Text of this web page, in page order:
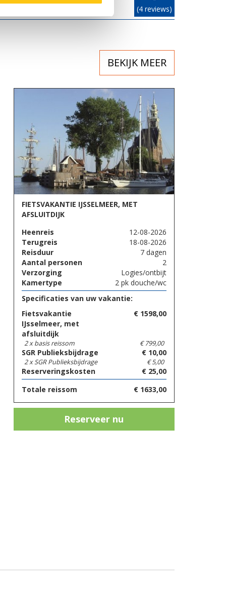
(4 reviews)
BEKIJK MEER
FIETSVAKANTIE IJSSELMEER, MET
AFSLUITDIJK
Heenreis
12-08-2026
Terugreis
18-08-2026
Reisduur
7 dagen
Aantal personen
2
Verzorging
Logies/ontbijt
Kamertype
2 pk douche/wc
Specificaties van uw vakantie:
Fietsvakantie
IJsselmeer, met
afsluitdijk
€ 1598,00
2 x basis reissom €799,00
SGR Publieksbijdrage € 10,00
2 x SGR Publieksbijdrage €5,00
Reserveringskosten € 25,00
Totale reissom
€ 1633,00
Reserveer nu